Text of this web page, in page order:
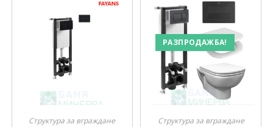
Структура за вграждане
РАЗПРОДАЖБА!
Структура за вграждане